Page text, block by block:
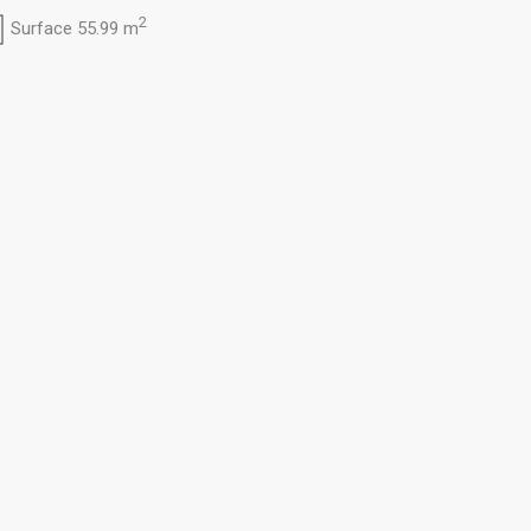
Surface 55.99 m2